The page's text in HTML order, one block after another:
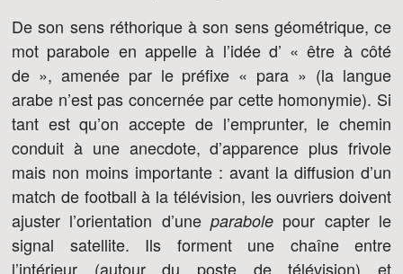
De son sens réthorique à son sens géométrique, ce
mot parabole en appelle à l’idée d’ « être à côté
de », amenée par le préfixe « para » (la langue
arabe n’est pas concernée par cette homonymie). Si
tant est qu’on accepte de l’emprunter, le chemin
conduit à une anecdote, d’apparence plus frivole
mais non moins importante : avant la diffusion d’un
match de football à la télévision, les ouvriers doivent
ajuster l’orientation d’une parabole pour capter le
signal satellite. Ils forment une chaîne entre
l’intérieur (autour du poste de télévision) et